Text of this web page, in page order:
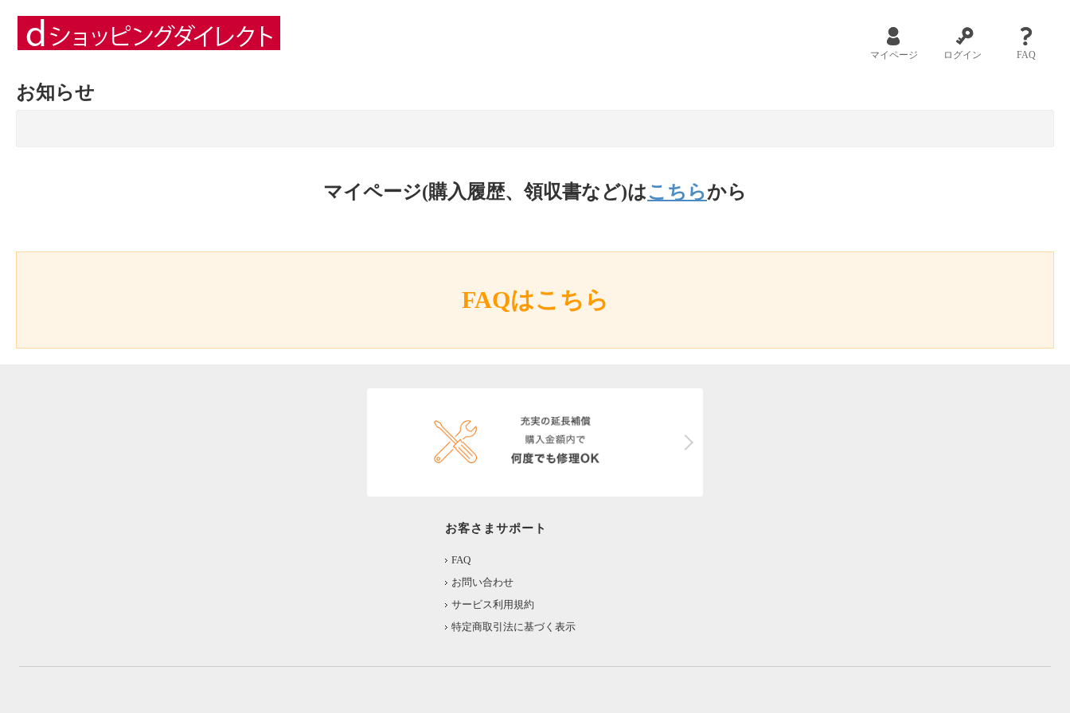
マイページ ログイン FAQ
お知らせ
マイページ(購入履歴、領収書など)はこちらから
FAQはこちら
お客さまサポート
FAQ
お問い合わせ
サービス利用規約
特定商取引法に基づく表示